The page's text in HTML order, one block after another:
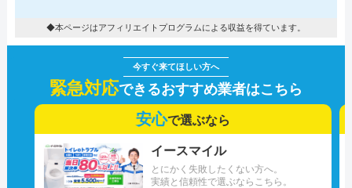
◆本ページはアフィリエイトプログラムによる収益を得ています。
緊急対応できるおすすめ業者はこちら
安心で選ぶなら
とにかく失敗したくない方へ。
実績と信頼性で選ぶならこちら。
イースマイル